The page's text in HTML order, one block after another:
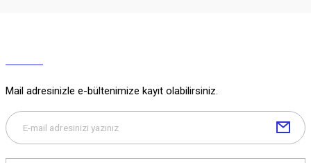
Mail adresinizle e-bültenimize kayıt olabilirsiniz.